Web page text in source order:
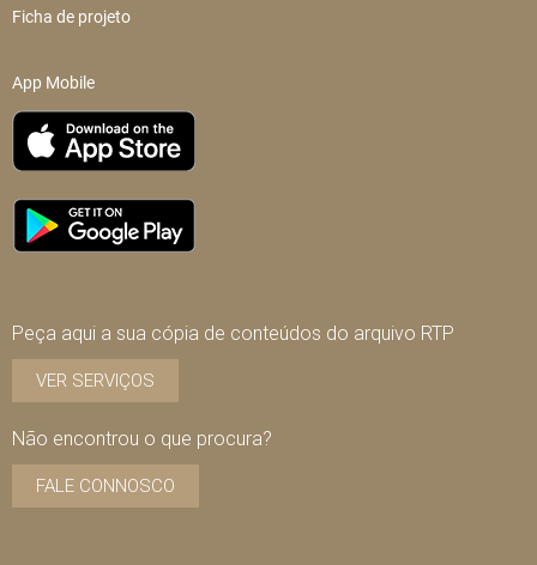
Ficha de projeto
App Mobile
Peça aqui a sua cópia de conteúdos do arquivo RTP
VER SERVIÇOS
Não encontrou o que procura?
FALE CONNOSCO